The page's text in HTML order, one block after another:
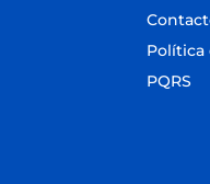
Política
PQRS